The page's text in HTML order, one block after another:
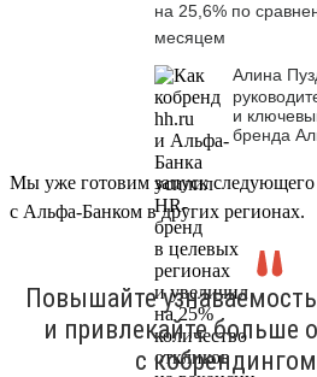
на 25,6% по
месяцем
Алина
и
бренда
Мы уже готовим запуск следующего
с Альфа-Банком в других регионах.
Повышайте
и привлекайте больше
с